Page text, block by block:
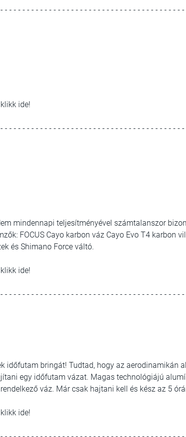
- - - - - - - - - - - - - - - - - - - - - - - - - - - - - - - - - - - - - - - -
ide!
- - - - - - - - - - - - - - - - - - - - - - - - - - - - - - - - - - - - - - - -
mindennapi teljesítményével számtalanszor
FOCUS Cayo karbon váz Cayo Evo T4 karbon
és Shimano Force váltó.
ide!
- - - - - - - - - - - - - - - - - - - - - - - - - - - - - - - - - - - - - - - -
időfutam bringát! Tudtad, hogy az aerodinamikán
egy időfutam vázat. Magas technológiájú
váz. Már csak hajtani kell és kész az 5
ide!